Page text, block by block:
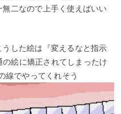
二なので上手く使えばいい
した絵は『変えるなと指示
絵に矯正されてしまったけ
線でやってくれそう